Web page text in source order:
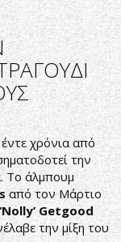
χρόνια από
την
Το άλμπουμ
από τον Μάρτιο
Getgood
την μίξη του